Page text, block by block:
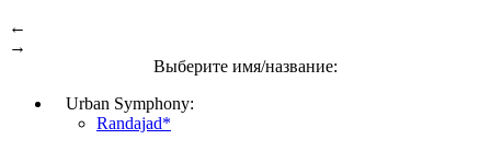
←
→
Выберите имя/название:
Urban Symphony:
Randajad*